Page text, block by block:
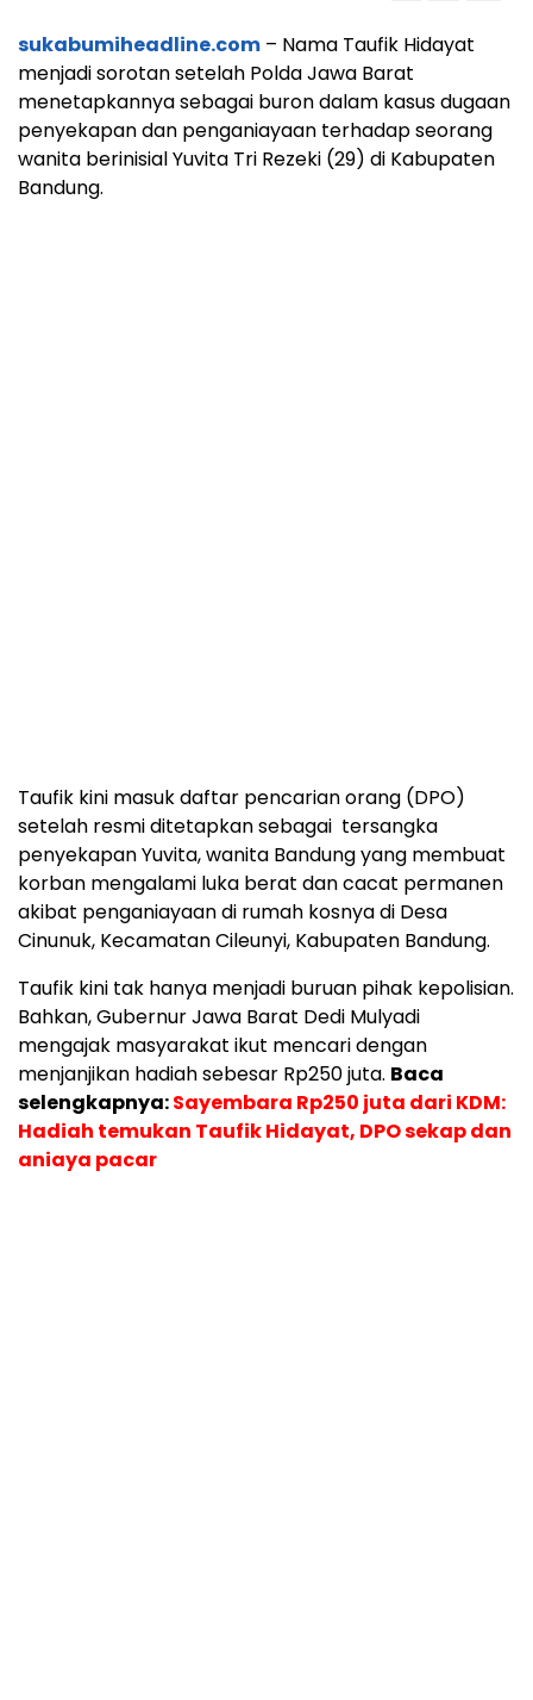
sukabumiheadline.com – Nama Taufik Hidayat
menjadi sorotan setelah Polda Jawa Barat
menetapkannya sebagai buron dalam kasus dugaan
penyekapan dan penganiayaan terhadap seorang
wanita berinisial Yuvita Tri Rezeki (29) di Kabupaten
Bandung.
Taufik kini masuk daftar pencarian orang (DPO)
setelah resmi ditetapkan sebagai tersangka
penyekapan Yuvita, wanita Bandung yang membuat
korban mengalami luka berat dan cacat permanen
akibat penganiayaan di rumah kosnya di Desa
Cinunuk, Kecamatan Cileunyi, Kabupaten Bandung.
Taufik kini tak hanya menjadi buruan pihak kepolisian.
Bahkan, Gubernur Jawa Barat Dedi Mulyadi
mengajak masyarakat ikut mencari dengan
menjanjikan hadiah sebesar Rp250 juta. Baca
selengkapnya:Sayembara Rp250 juta dari KDM:
Hadiah temukan Taufik Hidayat, DPO sekap dan
aniaya pacar